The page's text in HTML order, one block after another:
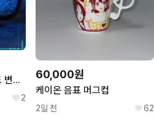
하츠네 미쿠 16주년 온도 변화 머그컵 컵
2
60,000원
케이온 음표 머그컵
2일 전 62